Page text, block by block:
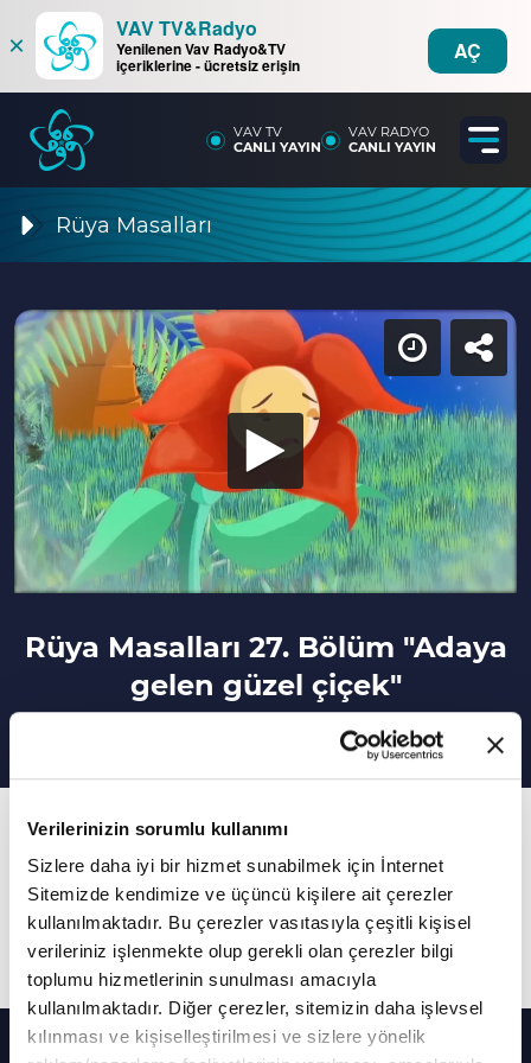
Verilerinizin sorumlu kullanımı
Sizlere daha iyi bir hizmet sunabilmek için İnternet
Sitemizde kendimize ve üçüncü kişilere ait çerezler
kullanılmaktadır. Bu çerezler vasıtasıyla çeşitli kişisel
verileriniz işlenmekte olup gerekli olan çerezler bilgi
toplumu hizmetlerinin sunulması amacıyla
kullanılmaktadır. Diğer çerezler, sitemizin daha işlevsel
kılınması ve kişiselleştirilmesi ve sizlere yönelik
×
VAV TV&Radyo
Yenilenen Vav Radyo&TV
içeriklerine - ücretsiz erişin
AÇ
VAV TV
CANLI YAYIN
VAV RADYO
CANLI YAYIN
Rüya Masalları
Rüya Masalları 27. Bölüm "Adaya
gelen güzel çiçek"
27. Bölüm
"Adaya gelen güzel çiçek" adlı masalda
çevremizdekileri tanımadan yargılamamız
gerektiğini anlatıyor.
Diğer Bölümler